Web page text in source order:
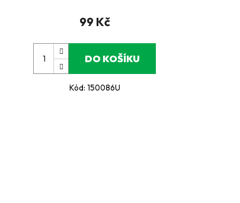
99 Kč
DO KOŠÍKU
Kód: 150086U